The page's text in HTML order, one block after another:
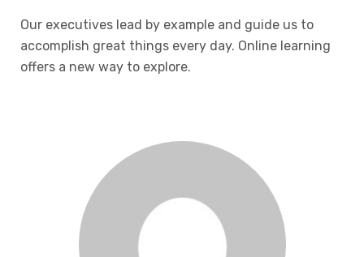
Our executives lead by example and guide us to
accomplish great things every day. Online learning
offers a new way to explore.